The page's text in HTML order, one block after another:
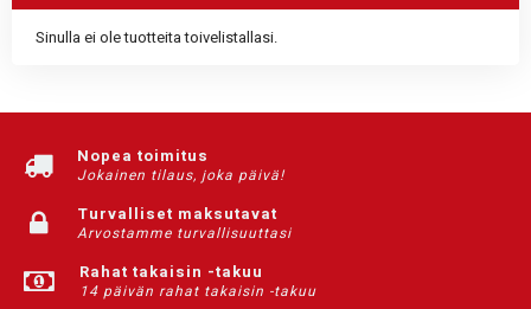
Sinulla ei ole tuotteita toivelistallasi.
Nopea toimitus
Jokainen tilaus, joka päivä!
Turvalliset maksutavat
Arvostamme turvallisuuttasi
Rahat takaisin -takuu
14 päivän rahat takaisin -takuu